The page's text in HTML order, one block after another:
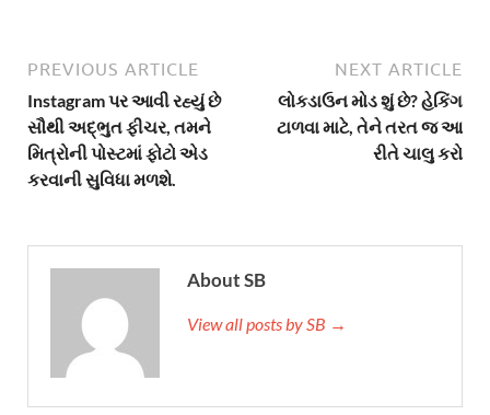
PREVIOUS ARTICLE
Instagram પર આવી રહ્યું છે
સૌથી અદ્ભુત ફીચર, તમને
મિત્રોની પોસ્ટમાં ફોટો એડ
કરવાની સુવિધા મળશે.
NEXT ARTICLE
લોકડાઉન મોડ શું છે? હેકિંગ
ટાળવા માટે, તેને તરત જ આ
રીતે ચાલુ કરો
About SB
View all posts by SB →